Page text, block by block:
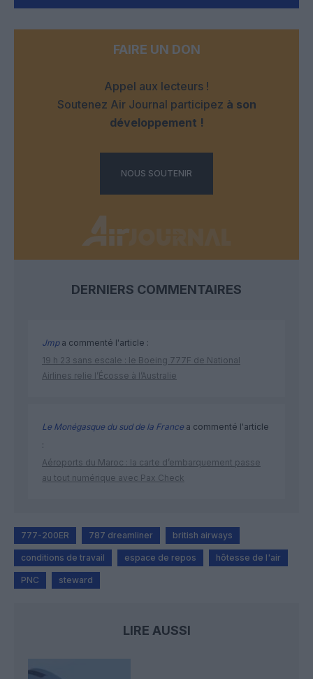
FAIRE UN DON
Appel aux lecteurs !
Soutenez Air Journal participez à son
développement !
NOUS SOUTENIR
DERNIERS COMMENTAIRES
Jmpa commenté l'article :
19 h 23 sans escale : le Boeing 777F de National
Airlines relie l’Écosse à l’Australie
Le Monégasque du sud de la Francea commenté l'article
:
Aéroports du Maroc : la carte d’embarquement passe
au tout numérique avec Pax Check
777-200ER 787 dreamliner british airways
conditions de travail espace de repos hôtesse de l'air
PNC steward
LIRE AUSSI